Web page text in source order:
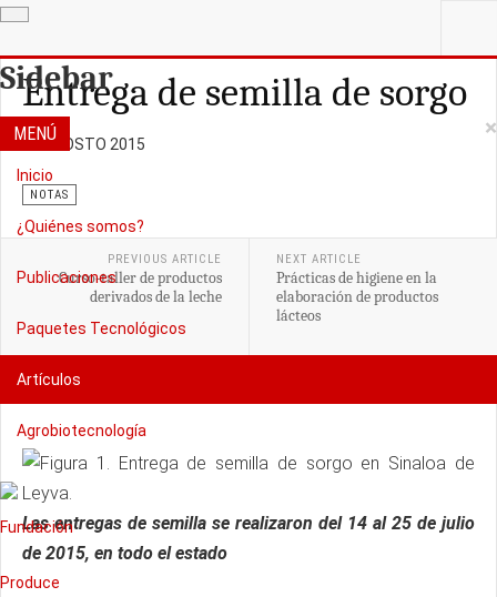
Sidebar
×
MENÚ
Inicio
¿Quiénes somos?
Publicaciones
Paquetes Tecnológicos
Artículos
Agrobiotecnología
ESTÁ AQUÍ:
Entrega de semilla de sorgo
25 AGOSTO 2015
NOTAS
PREVIOUS ARTICLE
Curso-taller de productos
derivados de la leche
NEXT ARTICLE
Prácticas de higiene en la
elaboración de productos
lácteos
Las entregas de semilla se realizaron del 14 al 25 de julio
de 2015, en todo el estado